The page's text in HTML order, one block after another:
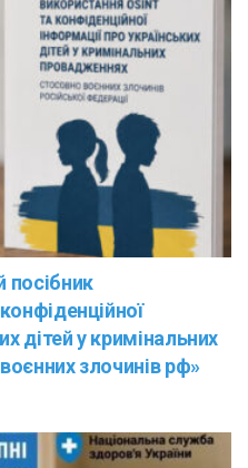
посібник
дітей у кримінальних
злочинів рф»